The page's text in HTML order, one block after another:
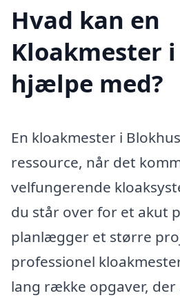
Hvad kan en
Kloakmester
hjælpe med?
En kloakmester i
ressource, når det
velfungerende
du står over for et akut
planlægger et større
professionel
lang række opgaver,